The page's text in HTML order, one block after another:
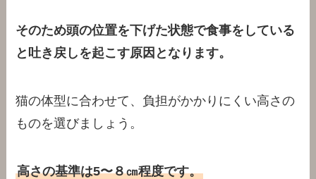
そのため頭の位置を下げた状態で食事をしている
と吐き戻しを起こす原因となります。
猫の体型に合わせて、負担がかかりにくい高さの
ものを選びましょう。
高さの基準は5〜８㎝程度です。